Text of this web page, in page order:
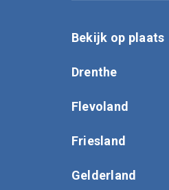
Bekijk op plaats
Drenthe
Flevoland
Friesland
Gelderland